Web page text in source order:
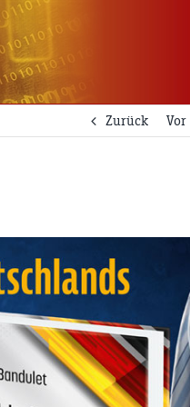
Zurück Vor